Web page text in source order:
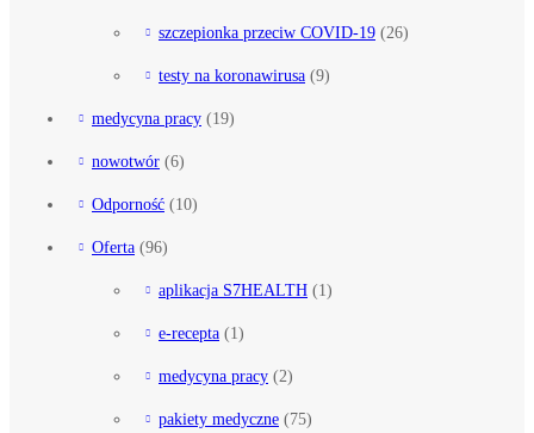
szczepionka przeciw COVID-19 (26)
testy na koronawirusa (9)
medycyna pracy (19)
nowotwór (6)
Odporność (10)
Oferta (96)
aplikacja S7HEALTH (1)
e-recepta (1)
medycyna pracy (2)
pakiety medyczne (75)